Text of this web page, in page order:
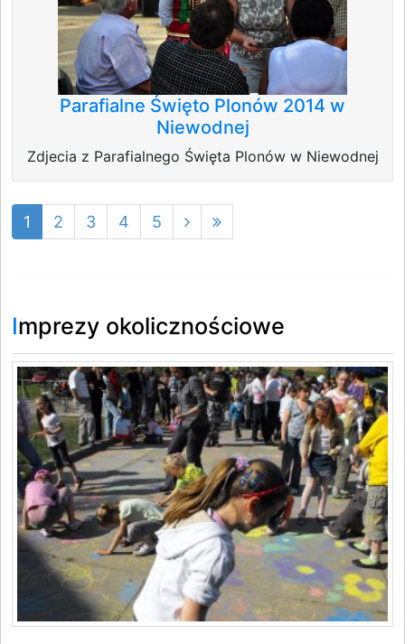
Parafialne Święto Plonów 2014 w
Niewodnej
Zdjecia z Parafialnego Święta Plonów w Niewodnej
1 2 3 4 5
Imprezy okolicznościowe